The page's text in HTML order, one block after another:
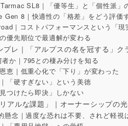
SL8｜「優等生」と「個性派」
Gen 8｜快適性の「格差」をどう評価
｜コストパフォーマンスという「現
優先順位で最適解が変わる
レ｜「アルプスの名を冠する」ク
か｜795との棲み分けを知る
恵｜低重心化で「下り」が変わった
「硬すぎない」という美徳
つけたら即決」しかない
アルな課題」｜オーナーシップの
懸念｜過度な恐れは不要、されど軽視